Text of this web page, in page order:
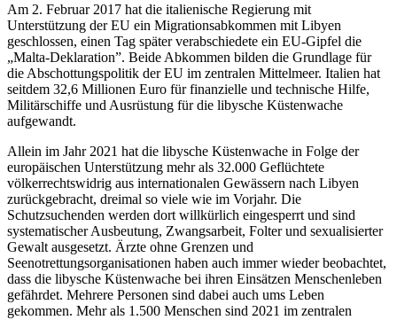
Am 2. Februar 2017 hat die italienische Regierung mit
Unterstützung der EU ein Migrationsabkommen mit Libyen
geschlossen, einen Tag später verabschiedete ein EU-Gipfel die
„Malta-Deklaration”. Beide Abkommen bilden die Grundlage für
die Abschottungspolitik der EU im zentralen Mittelmeer. Italien hat
seitdem 32,6 Millionen Euro für finanzielle und technische Hilfe,
Militärschiffe und Ausrüstung für die libysche Küstenwache
aufgewandt.
Allein im Jahr 2021 hat die libysche Küstenwache in Folge der
europäischen Unterstützung mehr als 32.000 Geflüchtete
völkerrechtswidrig aus internationalen Gewässern nach Libyen
zurückgebracht, dreimal so viele wie im Vorjahr. Die
Schutzsuchenden werden dort willkürlich eingesperrt und sind
systematischer Ausbeutung, Zwangsarbeit, Folter und sexualisierter
Gewalt ausgesetzt. Ärzte ohne Grenzen und
Seenotrettungsorganisationen haben auch immer wieder beobachtet,
dass die libysche Küstenwache bei ihren Einsätzen Menschenleben
gefährdet. Mehrere Personen sind dabei auch ums Leben
gekommen. Mehr als 1.500 Menschen sind 2021 im zentralen